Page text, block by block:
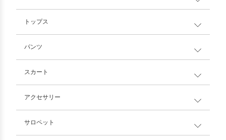
トップス
パンツ
スカート
アクセサリー
サロペット